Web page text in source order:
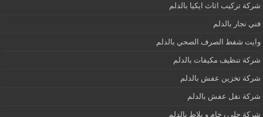
شركة تركيب اثاث ايكيا بالدلم
فني نجار بالدلم
وايت شفط الصرف الصحي بالدلم
شركة تنظيف مكيفات بالدلم
شركة تخزين عفش بالدلم
شركة نقل عفش بالدلم
شركة جلي رخام و بلاط بالدلم